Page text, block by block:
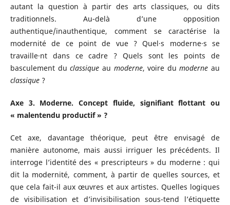
autant la question à partir des arts classiques, ou dits
traditionnels. Au-delà d’une opposition
authentique/inauthentique, comment se caractérise la
modernité de ce point de vue ? Quel·s moderne·s se
travaille·nt dans ce cadre ? Quels sont les points de
basculement duclassique au moderne, voire dumoderne au
classique?
Axe 3. Moderne. Concept fluide, signifiant flottant ou
« malentendu productif » ?
Cet axe, davantage théorique, peut être envisagé de
manière autonome, mais aussi irriguer les précédents. Il
interroge l’identité des « prescripteurs » du moderne : qui
dit la modernité, comment, à partir de quelles sources, et
que cela fait-il aux œuvres et aux artistes. Quelles logiques
de visibilisation et d’invisibilisation sous-tend l’étiquette